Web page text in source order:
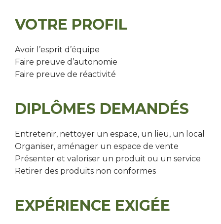
VOTRE PROFIL
Avoir l’esprit d’équipe
Faire preuve d’autonomie
Faire preuve de réactivité
DIPLÔMES DEMANDÉS
Entretenir, nettoyer un espace, un lieu, un local
Organiser, aménager un espace de vente
Présenter et valoriser un produit ou un service
Retirer des produits non conformes
EXPÉRIENCE EXIGÉE